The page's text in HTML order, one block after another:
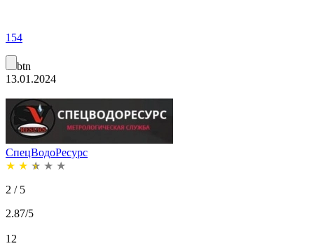
154
btn
13.01.2024
СпецВодоРесурс
★ ★ ★ ★ ★
2 / 5
2.87/5
12